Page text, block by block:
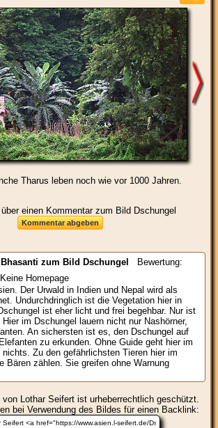
Tharus leben noch wie vor 1000 Jahren.
einen Kommentar zum Bild Dschungel
zum Bild Dschungel Bewertung:
Homepage
Der Urwald in Indien und Nepal wird als
Undurchdringlich ist die Vegetation hier in
ist eher licht und frei begehbar. Nur ist
im Dschungel lauern nicht nur Nashörner,
An sichersten ist es, den Dschungel auf
zu erkunden. Ohne Guide geht hier im
nichts. Zu den gefährlichsten Tieren hier im
Bären zählen. Sie greifen ohne Warnung
von Lothar Seifert ist urheberrechtlich geschützt.
bei Verwendung des Bildes für einen Backlink: